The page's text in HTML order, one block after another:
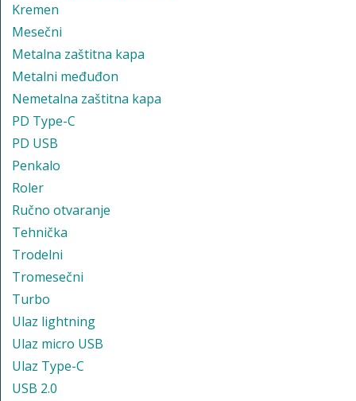
Kremen
Mesečni
Metalna zaštitna kapa
Metalni međuđon
Nemetalna zaštitna kapa
PD Type-C
PD USB
Penkalo
Roler
Ručno otvaranje
Tehnička
Trodelni
Tromesečni
Turbo
Ulaz lightning
Ulaz micro USB
Ulaz Type-C
USB 2.0